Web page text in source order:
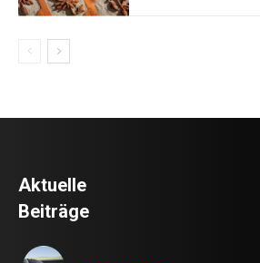
Aktuelle
Beiträge